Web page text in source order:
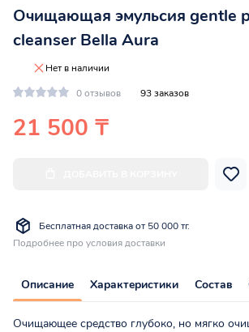
Очищающая эмульсия gentle
cleanser Bella Aura
Нет в наличии
0 отзывов
93 заказов
21 500 ₸
Бесплатная доставка от 50 000 тг.
Подробнее про условия доставки
Описание Характеристики Состав
Очищающее средство глубоко, но мягко